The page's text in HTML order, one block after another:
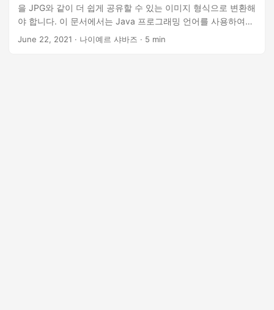
을 JPG와 같이 더 쉽게 공유할 수 있는 이미지 형식으로 변환해
야 합니다. 이 문서에서는 Java 프로그래밍 언어를 사용하여
PowerPoint에서 JPG로 변환하는 방법을 살펴보겠습니다.
June 22, 2021 · 나이예르 샤바즈 · 5 min